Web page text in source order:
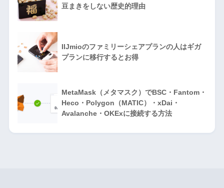
豆まきをしない歴史的理由
IIJmioのファミリーシェアプランの人はギガ
プランに移行するとお得
MetaMask（メタマスク）でBSC・Fantom・
Heco・Polygon（MATIC）・xDai・
Avalanche・OKExに接続する方法